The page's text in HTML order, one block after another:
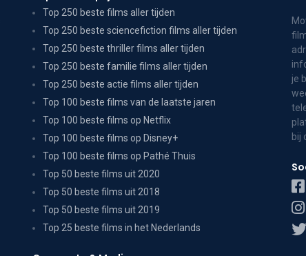
Top 250 beste films aller tijden
Top 250 beste sciencefiction films aller tijden
Top 250 beste thriller films aller tijden
Top 250 beste familie films aller tijden
Top 250 beste actie films aller tijden
Top 100 beste films van de laatste jaren
Top 100 beste films op Netflix
Top 100 beste films op Disney+
Top 100 beste films op Pathé Thuis
Top 50 beste films uit 2020
Top 50 beste films uit 2018
Top 50 beste films uit 2019
Top 25 beste films in het Nederlands
je
bij